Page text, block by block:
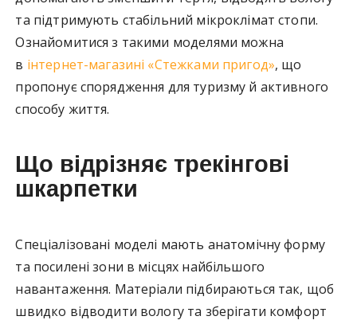
та підтримують стабільний мікроклімат стопи.
Ознайомитися з такими моделями можна
в інтернет-магазині «Стежками пригод», що
пропонує спорядження для туризму й активного
способу життя.
Що відрізняє трекінгові
шкарпетки
Спеціалізовані моделі мають анатомічну форму
та посилені зони в місцях найбільшого
навантаження. Матеріали підбираються так, щоб
швидко відводити вологу та зберігати комфорт